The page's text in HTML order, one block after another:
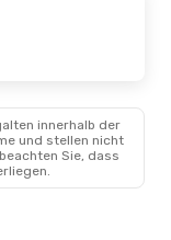
innerhalb der
und stellen nicht
Sie, dass